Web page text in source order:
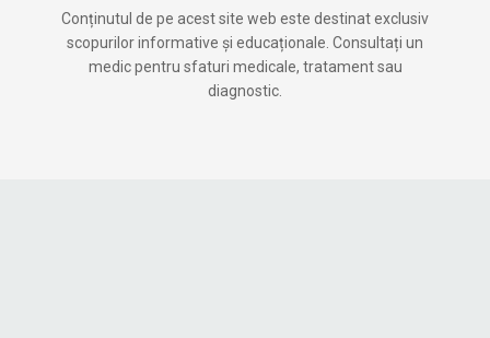
Conținutul de pe acest site web este destinat exclusiv
scopurilor informative și educaționale. Consultați un
medic pentru sfaturi medicale, tratament sau
diagnostic.